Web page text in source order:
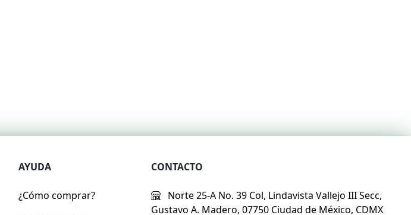
AYUDA
¿Cómo comprar?
CONTACTO
Norte 25-A No. 39 Col, Lindavista Vallejo III Secc,
Gustavo A. Madero, 07750 Ciudad de México, CDMX